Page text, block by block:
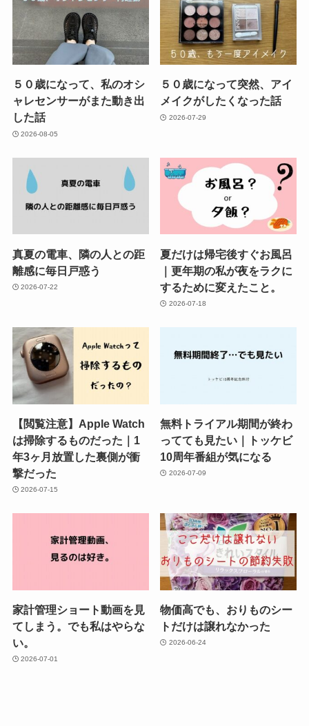
５０歳になって、私のオシ
ャレセンサーがまた動き出
した話
2026-08-05
５０歳になって突然、アイ
メイクがしたくなった話
2026-07-29
真夏の電車、隣の人との距
離感に毎日戸惑う
2026-07-22
夏だけは帰宅後すぐお風呂
｜更年期の私が夜をラクに
するために変えたこと。
2026-07-18
【閲覧注意】Apple Watch
は掃除するものだった｜1
年3ヶ月放置した裏側が衝
撃だった
2026-07-15
無料トライアル期間が終わ
ってても見たい｜トッケビ
10周年番組が気になる
2026-07-09
家計管理ショート動画を見
てしまう。でも私はやらな
い。
2026-07-01
物価高でも、おりものシー
トだけは譲れなかった
2026-06-24